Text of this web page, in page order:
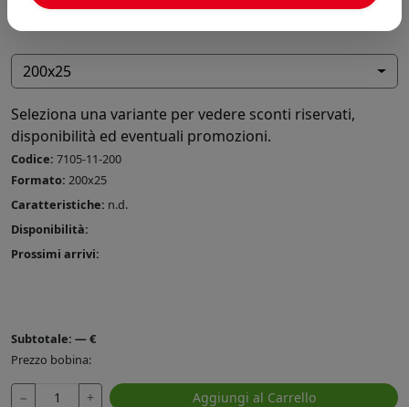
200x25
Seleziona una variante per vedere sconti riservati,
disponibilità ed eventuali promozioni.
Codice: 7105-11-200
Formato: 200x25
Caratteristiche: n.d.
Disponibilità:
Prossimi arrivi:
Subtotale: —€
Prezzo bobina:
− + Aggiungi al Carrello